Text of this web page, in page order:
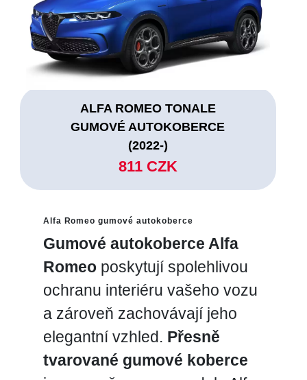
ALFA ROMEO TONALE
GUMOVÉ AUTOKOBERCE
(2022-)
811 CZK
Alfa Romeo gumové autokoberce
Gumové autokoberce Alfa
Romeoposkytují spolehlivou
ochranu interiéru vašeho vozu
a zároveň zachovávají jeho
elegantní vzhled. Přesně
tvarované gumové koberce